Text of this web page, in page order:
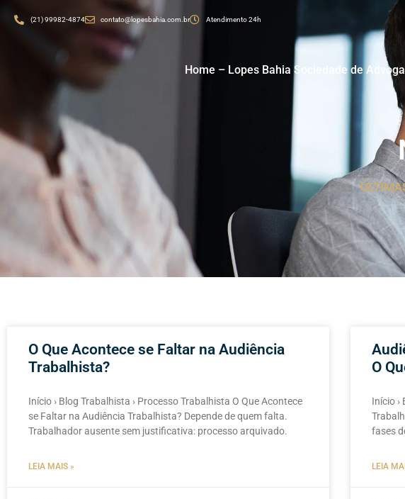
(21) 99982-4874 contato@lopesbahia.com.br Atendimento 24h
Home – Lopes Bahia Sociedade de
O Que Acontece se Faltar na Audiência
Trabalhista?
Início › Blog Trabalhista › Processo Trabalhista O Que Acontece
se Faltar na Audiência Trabalhista? Depende de quem falta.
Trabalhador ausente sem justificativa: processo arquivado.
LEIA MAIS »
O
Início ›
fases
LEIA